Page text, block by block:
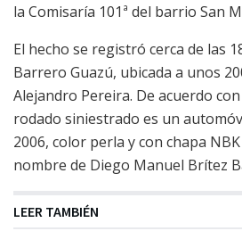
la Comisaría 101ª del barrio San
El hecho se registró cerca de las
Barrero Guazú, ubicada a unos
Alejandro Pereira. De acuerdo
rodado siniestrado es un
2006, color perla y con chapa
nombre de Diego Manuel Brítez
LEER TAMBIÉN